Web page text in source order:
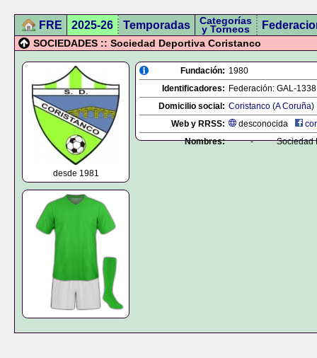
FRE 2025-26 Temporadas Categorías
y Torneos
SOCIEDADES :: Sociedad Deportiva Coristanco
desde 1981
Fundación: 1980
Identificadores: Federación: GAL-1338
Domicilio social: Coristanco (A Coruña)
Web y RRSS:
desconocida
Nombres:
- Sociedad